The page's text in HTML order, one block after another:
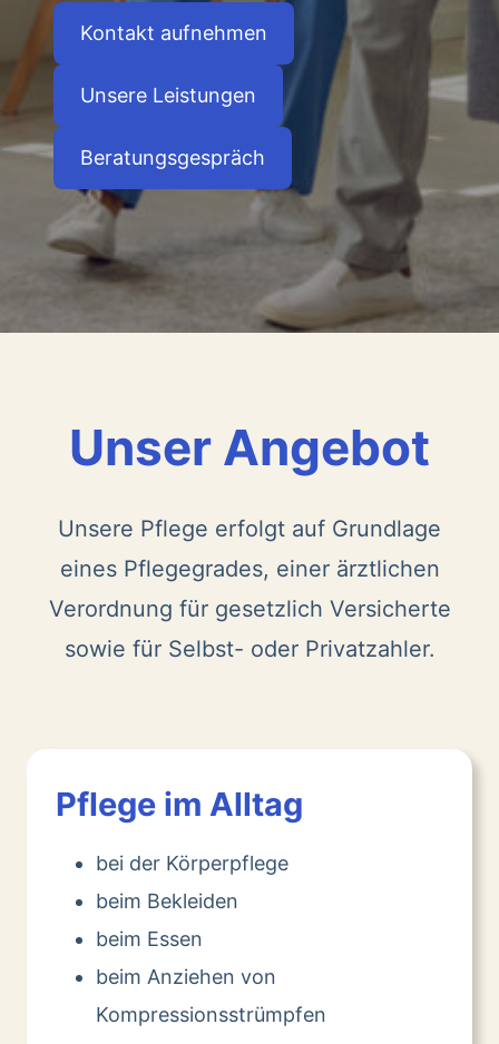
Kontakt aufnehmen
Unsere Leistungen
Beratungsgespräch
Unser Angebot
Unsere Pflege erfolgt auf Grundlage
eines Pflegegrades, einer ärztlichen
Verordnung für gesetzlich Versicherte
sowie für Selbst- oder Privatzahler.
Pflege im Alltag
bei der Körperpflege
beim Bekleiden
beim Essen
beim Anziehen von
Kompressionsstrümpfen